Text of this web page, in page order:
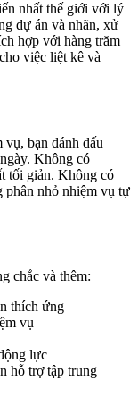
nhất thế giới với lý
dự án và nhãn, xử
hợp với hàng trăm
việc liệt kê và
bạn đánh dấu
Không có
tối giản. Không có
phân nhỏ nhiệm vụ tự
chắc và thêm:
thích ứng
vụ
lực
hỗ trợ tập trung